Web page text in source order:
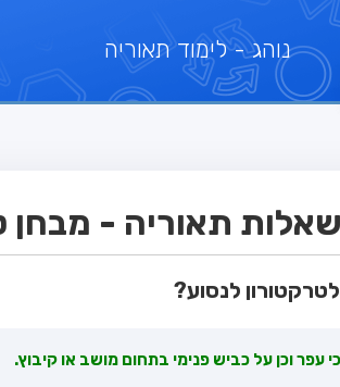
נוהג- לימוד תאוריה
תאוריה - מבחן
לנסוע?
עפר וכן על כביש פנימי בתחום מושב או קיבוץ.